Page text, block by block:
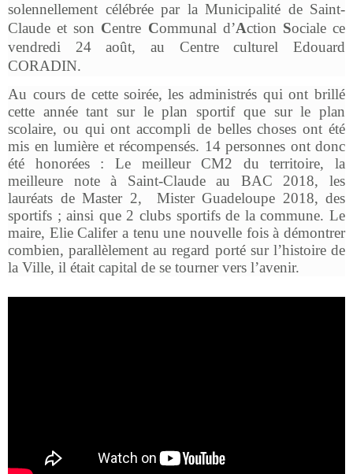
solennellement célébrée par la Municipalité de Saint-
Claude et son Centre Communal d’Action Sociale ce
vendredi 24 août, au Centre culturel Edouard
CORADIN.
Au cours de cette soirée, les administrés qui ont brillé
cette année tant sur le plan sportif que sur le plan
scolaire, ou qui ont accompli de belles choses ont été
mis en lumière et récompensés. 14 personnes ont donc
été honorées : Le meilleur CM2 du territoire, la
meilleure note à Saint-Claude au BAC 2018, les
lauréats de Master 2, Mister Guadeloupe 2018, des
sportifs ; ainsi que 2 clubs sportifs de la commune. Le
maire, Elie Califer a tenu une nouvelle fois à démontrer
combien, parallèlement au regard porté sur l’histoire de
la Ville, il était capital de se tourner vers l’avenir.